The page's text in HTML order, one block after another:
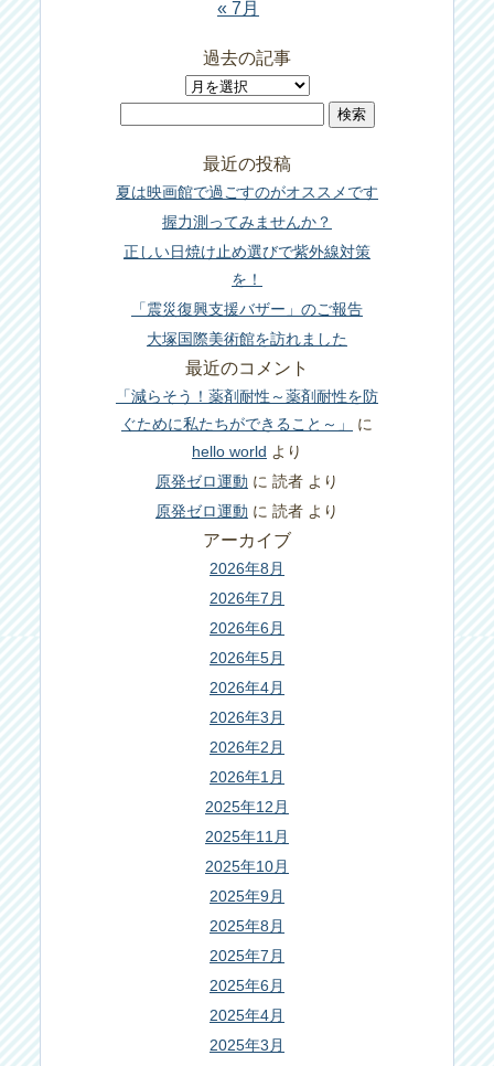
« 7月
過去の記事
過
事
最近の投稿
夏は映画館で過ごすのがオススメです
握力測ってみませんか？
正しい日焼け止め選びで紫外線対策
を！
「震災復興支援バザー」のご報告
大塚国際美術館を訪れました
最近のコメント
「減らそう！薬剤耐性～薬剤耐性を防
ぐために私たちができること～」
に
hello world より
原発ゼロ運動 に 読者 より
原発ゼロ運動 に 読者 より
アーカイブ
2026年8月
2026年7月
2026年6月
2026年5月
2026年4月
2026年3月
2026年2月
2026年1月
2025年12月
2025年11月
2025年10月
2025年9月
2025年8月
2025年7月
2025年6月
2025年4月
2025年3月